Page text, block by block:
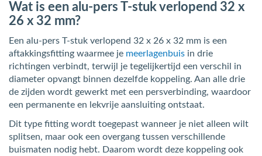
Wat is een alu-pers T-stuk verlopend 32 x
26 x 32 mm?
Een alu-pers T-stuk verlopend 32 x 26 x 32 mm is een
aftakkingsfitting waarmee je meerlagenbuis in drie
richtingen verbindt, terwijl je tegelijkertijd een verschil in
diameter opvangt binnen dezelfde koppeling. Aan alle drie
de zijden wordt gewerkt met een persverbinding, waardoor
een permanente en lekvrije aansluiting ontstaat.
Dit type fitting wordt toegepast wanneer je niet alleen wilt
splitsen, maar ook een overgang tussen verschillende
buismaten nodig hebt. Daarom wordt deze koppeling ook